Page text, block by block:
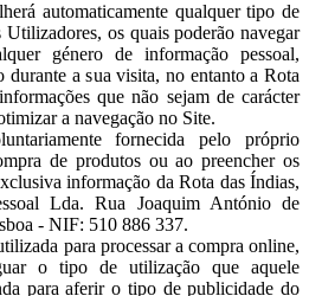
automaticamente qualquer tipo de
Utilizadores, os quais poderão navegar
género de informação pessoal,
durante a sua visita, no entanto a Rota
que não sejam de carácter
a navegação no Site.
fornecida pelo próprio
de produtos ou ao preencher os
informação da Rota das Índias,
Lda. Rua Joaquim António de
- NIF: 510 886 337.
para processar a compra online,
o tipo de utilização que aquele
para aferir o tipo de publicidade do